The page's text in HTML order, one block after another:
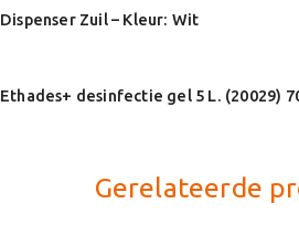
Dispenser Zuil – Kleur: Wit
Ethades+ desinfectie gel 5 L. (20029)
Gerelateerde